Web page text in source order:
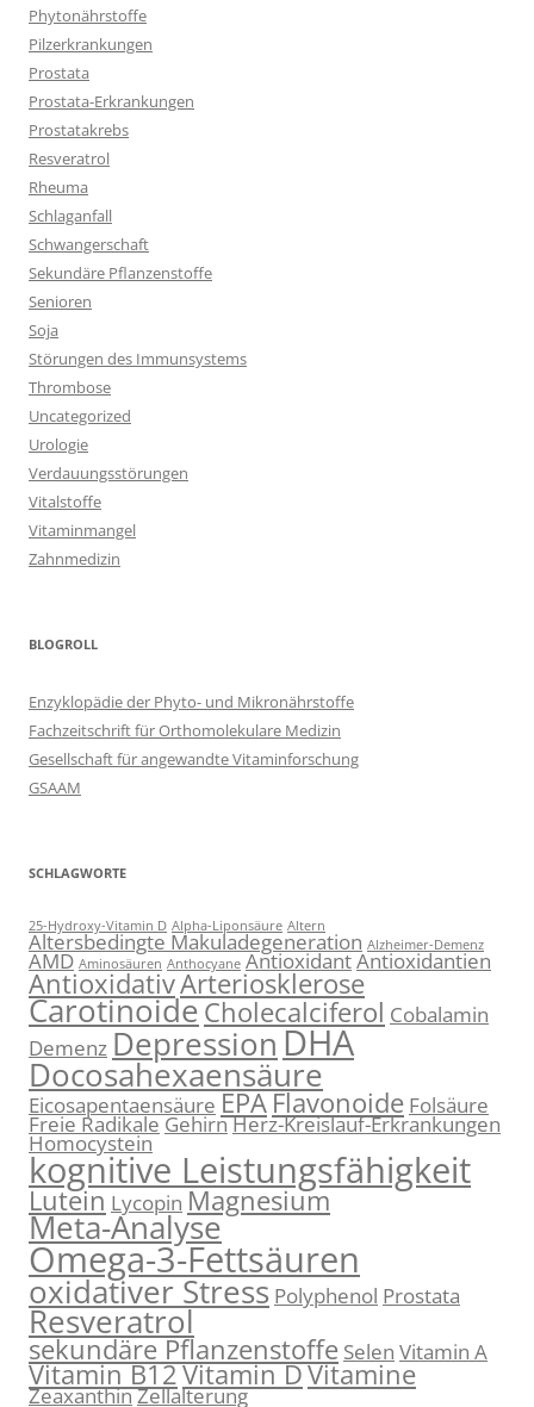
Phytonährstoffe
Pilzerkrankungen
Prostata
Prostata-Erkrankungen
Prostatakrebs
Resveratrol
Rheuma
Schlaganfall
Schwangerschaft
Sekundäre Pflanzenstoffe
Senioren
Soja
Störungen des Immunsystems
Thrombose
Uncategorized
Urologie
Verdauungsstörungen
Vitalstoffe
Vitaminmangel
Zahnmedizin
BLOGROLL
Enzyklopädie der Phyto- und Mikronährstoffe
Fachzeitschrift für Orthomolekulare Medizin
Gesellschaft für angewandte Vitaminforschung
GSAAM
SCHLAGWORTE
25-Hydroxy-Vitamin D Alpha-Liponsäure Altern
Altersbedingte Makuladegeneration Alzheimer-Demenz
AMD Aminosäuren Anthocyane AntioxidantAntioxidantien
AntioxidativArteriosklerose
CarotinoideCholecalciferol Cobalamin
Demenz DepressionDHA
Docosahexaensäure
Eicosapentaensäure EPAFlavonoide Folsäure
Freie RadikaleGehirnHerz-Kreislauf-Erkrankungen
Homocystein
kognitive Leistungsfähigkeit
Lutein Lycopin Magnesium
Meta-Analyse
Omega-3-Fettsäuren
oxidativer Stress Polyphenol Prostata
Resveratrol
sekundäre Pflanzenstoffe Selen Vitamin A
Vitamin B12Vitamin DVitamine
ZeaxanthinZellalterung